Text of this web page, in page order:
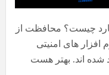
چیست؟ محافظت از
افزار های امنیتی
شده اند. بهتر هست